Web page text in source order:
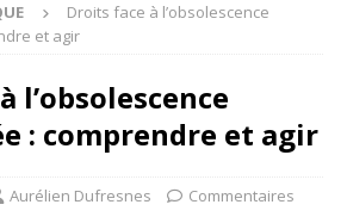
Droits face à l’obsolescence
et agir
l’obsolescence
: comprendre et agir
Aurélien Dufresnes
Commentaires